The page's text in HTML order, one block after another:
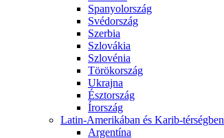
Spanyolország
Svédország
Szerbia
Szlovákia
Szlovénia
Törökország
Ukrajna
Észtország
Írország
Latin-Amerikában és Karib-térségben
Argentína